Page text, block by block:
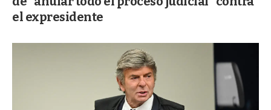
el expresidente